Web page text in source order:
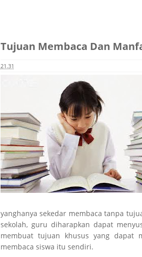
Tujuan Membaca Dan
21.31
yanghanya sekedar membaca tanpa
sekolah, guru diharapkan dapat
membuat tujuan khusus yang dapat
membaca siswa itu sendiri.